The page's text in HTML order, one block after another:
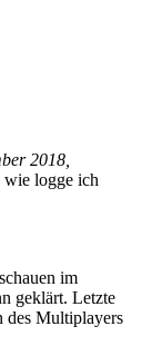
2018,
logge ich
im
geklärt. Letzte
des Multiplayers